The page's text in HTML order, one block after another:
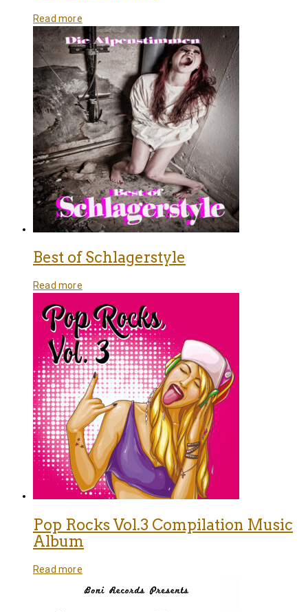
Read more
Best of Schlagerstyle
Read more
Pop Rocks Vol.3 Compilation Music
Album
Read more